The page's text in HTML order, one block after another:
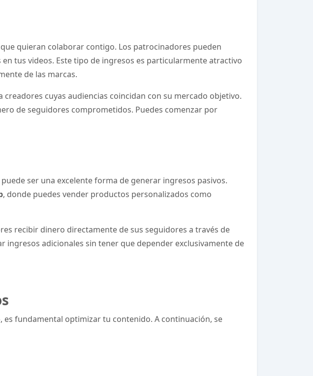
quieran colaborar contigo. Los patrocinadores pueden
tus videos. Este tipo de ingresos es particularmente atractivo
de las marcas.
creadores cuyas audiencias coincidan con su mercado objetivo.
de seguidores comprometidos. Puedes comenzar por
ser una excelente forma de generar ingresos pasivos.
, donde puedes vender productos personalizados como
recibir dinero directamente de sus seguidores a través de
ingresos adicionales sin tener que depender exclusivamente de
fundamental optimizar tu contenido. A continuación, se